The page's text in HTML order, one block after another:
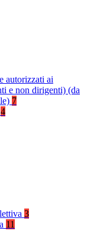
autorizzati ai
e non dirigenti) (da
7
4
3
11